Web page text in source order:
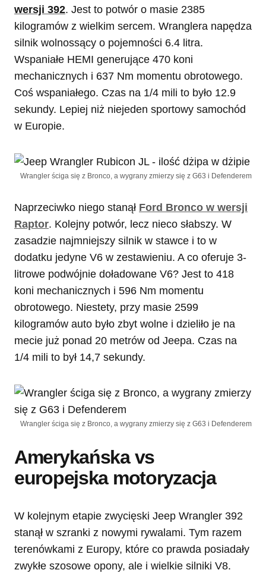
wersji 392. Jest to potwór o masie 2385
kilogramów z wielkim sercem. Wranglera napędza
silnik wolnossący o pojemności 6.4 litra.
Wspaniałe HEMI generujące 470 koni
mechanicznych i 637 Nm momentu obrotowego.
Coś wspaniałego. Czas na 1/4 mili to było 12.9
sekundy. Lepiej niż niejeden sportowy samochód
w Europie.
Wrangler ściga się z Bronco, a wygrany zmierzy się z G63 i Defenderem
Naprzeciwko niego stanął Ford Bronco w wersji
Raptor. Kolejny potwór, lecz nieco słabszy. W
zasadzie najmniejszy silnik w stawce i to w
dodatku jedyne V6 w zestawieniu. A co oferuje 3-
litrowe podwójnie doładowane V6? Jest to 418
koni mechanicznych i 596 Nm momentu
obrotowego. Niestety, przy masie 2599
kilogramów auto było zbyt wolne i dzieliło je na
mecie już ponad 20 metrów od Jeepa. Czas na
1/4 mili to był 14,7 sekundy.
Wrangler ściga się z Bronco, a wygrany zmierzy się z G63 i Defenderem
Amerykańska vs
europejska motoryzacja
W kolejnym etapie zwycięski Jeep Wrangler 392
stanął w szranki z nowymi rywalami. Tym razem
terenówkami z Europy, które co prawda posiadały
zwykłe szosowe opony, ale i wielkie silniki V8.